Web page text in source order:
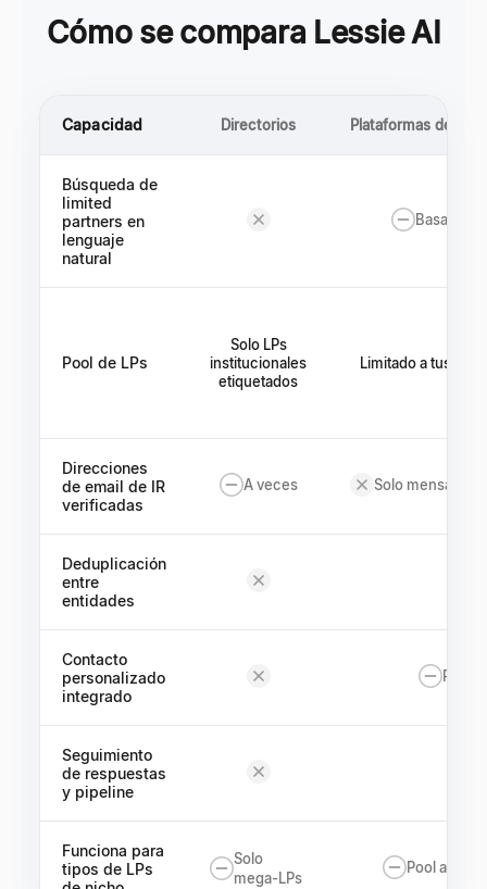
Cómo se compara Lessie AI
Capacidad Directorios Plataformas de
Búsqueda de
limited
partners en
lenguaje
natural
Basado
Pool de LPs
Solo LPs
institucionales
etiquetados
Limitado a tus
Direcciones
de email de IR
verificadas
A veces Solo mensajes
Deduplicación
entre
entidades
Contacto
personalizado
integrado
Seguimiento
de respuestas
y pipeline
Funciona para
tipos de LPs
Solo
mega-LPs
Pool